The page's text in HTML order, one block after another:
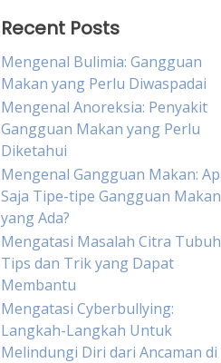
Recent Posts
Mengenal Bulimia: Gangguan
Makan yang Perlu Diwaspadai
Mengenal Anoreksia: Penyakit
Gangguan Makan yang Perlu
Diketahui
Mengenal Gangguan Makan:
Saja Tipe-tipe Gangguan Makan
yang Ada?
Mengatasi Masalah Citra
Tips dan Trik yang Dapat
Membantu
Mengatasi Cyberbullying:
Langkah-Langkah Untuk
Melindungi Diri dari Ancaman di